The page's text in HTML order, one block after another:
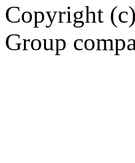
Copyright
Group